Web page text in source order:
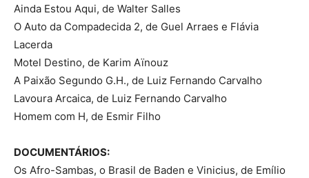
Ainda Estou Aqui, de Walter Salles
O Auto da Compadecida 2, de Guel Arraes e Flávia
Lacerda
Motel Destino, de Karim Aïnouz
A Paixão Segundo G.H., de Luiz Fernando Carvalho
Lavoura Arcaica, de Luiz Fernando Carvalho
Homem com H, de Esmir Filho
DOCUMENTÁRIOS:
Os Afro-Sambas, o Brasil de Baden e Vinicius, de Emílio